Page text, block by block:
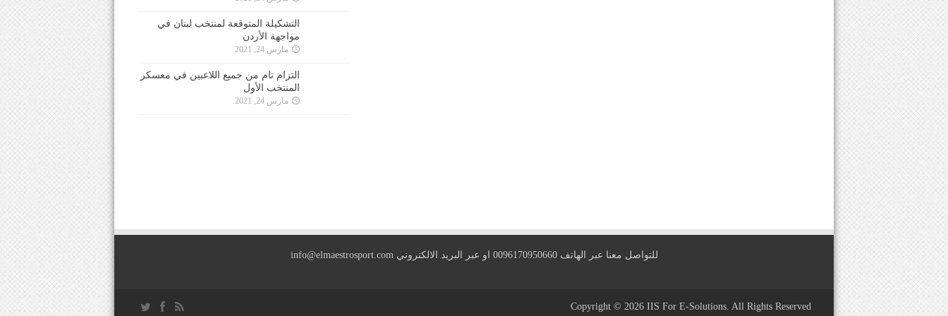
التشكيلة المتوقعة لمنتخب لبنان في
مواجهة الأردن
مارس 24, 2021
التزام تام من جميع اللاعبين في معسكر
المنتخب الأول
مارس 24, 2021
للتواصل معنا عبر الهاتف 0096170950660 او عبر البريد الالكتروني info@elmaestrosport.com
Copyright © 2026 IIS For E-Solutions. All Rights Reserved